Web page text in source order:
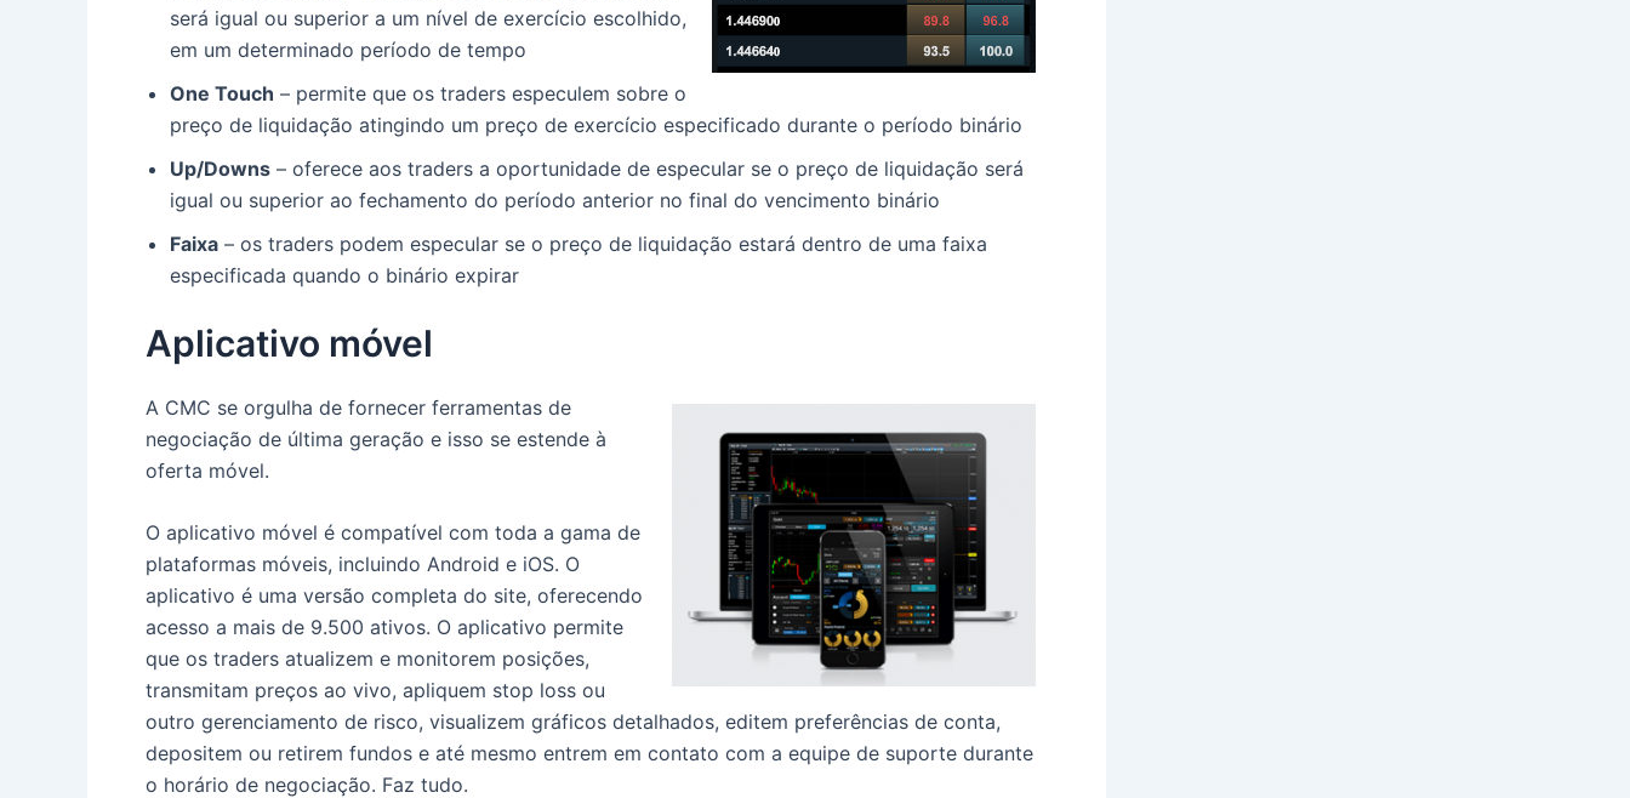
será igual ou superior a um nível de exercício escolhido,
em um determinado período de tempo
One Touch – permite que os traders especulem sobre o
preço de liquidação atingindo um preço de exercício especificado durante o período binário
Up/Downs – oferece aos traders a oportunidade de especular se o preço de liquidação será
igual ou superior ao fechamento do período anterior no final do vencimento binário
Faixa – os traders podem especular se o preço de liquidação estará dentro de uma faixa
especificada quando o binário expirar
Aplicativo móvel
A CMC se orgulha de fornecer ferramentas de
negociação de última geração e isso se estende à
oferta móvel.
O aplicativo móvel é compatível com toda a gama de
plataformas móveis, incluindo Android e iOS. O
aplicativo é uma versão completa do site, oferecendo
acesso a mais de 9.500 ativos. O aplicativo permite
que os traders atualizem e monitorem posições,
transmitam preços ao vivo, apliquem stop loss ou
outro gerenciamento de risco, visualizem gráficos detalhados, editem preferências de conta,
depositem ou retirem fundos e até mesmo entrem em contato com a equipe de suporte durante
o horário de negociação. Faz tudo.